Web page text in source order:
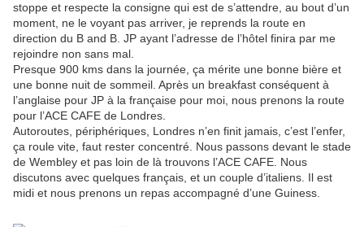
stoppe et respecte la consigne qui est de s’attendre, au bout d’un
moment, ne le voyant pas arriver, je reprends la route en
direction du B and B. JP ayant l’adresse de l’hôtel finira par me
rejoindre non sans mal.
Presque 900 kms dans la journée, ça mérite une bonne bière et
une bonne nuit de sommeil. Après un breakfast conséquent à
l’anglaise pour JP à la française pour moi, nous prenons la route
pour l’ACE CAFE de Londres.
Autoroutes, périphériques, Londres n’en finit jamais, c’est l’enfer,
ça roule vite, faut rester concentré. Nous passons devant le stade
de Wembley et pas loin de là trouvons l’ACE CAFE. Nous
discutons avec quelques français, et un couple d’italiens. Il est
midi et nous prenons un repas accompagné d’une Guiness.